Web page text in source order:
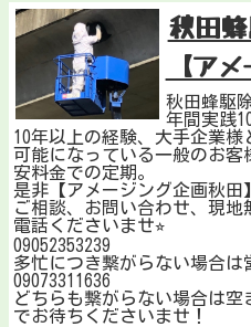
秋田
【ア
秋田蜂駆
年間実践
10年以上の経験、大手企業
可能になっている一般のお
安料金での定期。
是非【アメージング企画秋田
ご相談、お問い合わせ、現
電話くださいませ⭐︎
09052353239
多忙につき繋がらない場合は
09073311636
どちらも繋がらない場合は
でお待ちくださいませ！